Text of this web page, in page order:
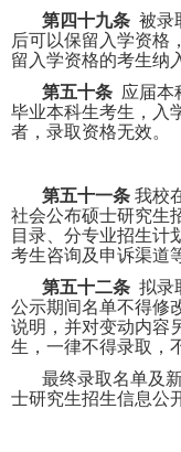
第四十九条 被录
后可以保留入学资格
留入学资格的考生纳
第五十条 应届本
毕业本科生考生，入
者，录取资格无效。
第五十一条 我校
社会公布硕士研究生
目录、分专业招生计
考生咨询及申诉渠道
第五十二条 拟录
公示期间名单不得修
说明，并对变动内容
生，一律不得录取，
最终录取名单及
士研究生招生信息公